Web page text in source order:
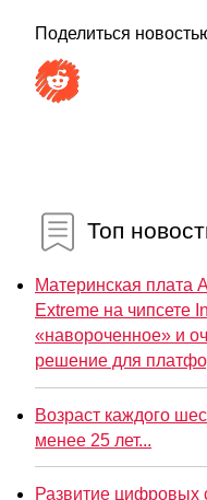
Поделиться
Топ
Материнская плата
Extreme на чипсете
«навороченное» и
решение для
Возраст каждого
менее 25 лет...
Развитие цифровых